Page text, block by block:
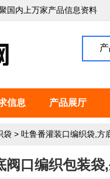
国内上万家产品信息资料
信息 产品展厅
袋 > 吐鲁番灌装口编织袋,方
阀口编织包装